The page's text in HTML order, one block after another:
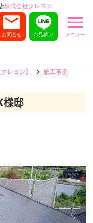
株式会社クレヨン
メニュー
お見積り
お問合せ
レヨン】
施工事例
様邸